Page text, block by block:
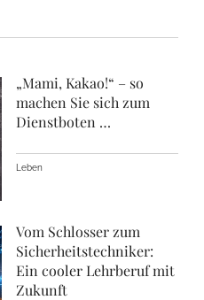
„Mami, Kakao!“ – so
machen Sie sich zum
Dienstboten …
Leben
Vom Schlosser zum
Sicherheitstechniker:
Ein cooler Lehrberuf mit
Zukunft